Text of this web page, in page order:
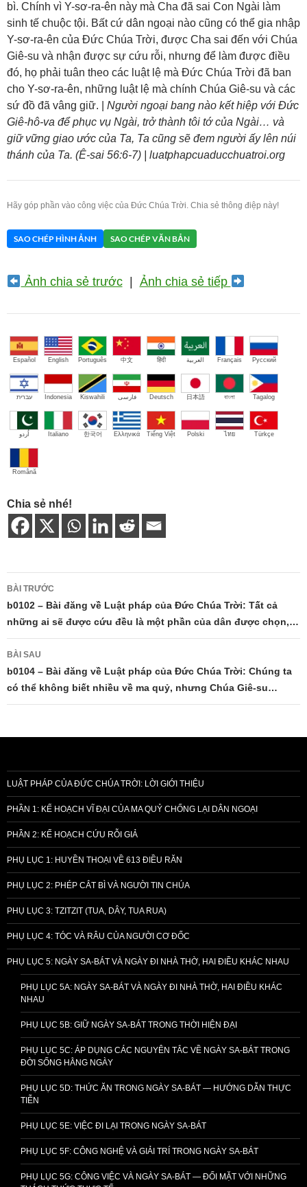
bì. Chính vì Y-sơ-ra-ên này mà Cha đã sai Con Ngài làm
sinh tế chuộc tội. Bất cứ dân ngoại nào cũng có thể gia nhập
Y-sơ-ra-ên của Đức Chúa Trời, được Cha sai đến với Chúa
Giê-su và nhận được sự cứu rỗi, nhưng để làm được điều
đó, họ phải tuân theo các luật lệ mà Đức Chúa Trời đã ban
cho Y-sơ-ra-ên, những luật lệ mà chính Chúa Giê-su và các
sứ đồ đã vâng giữ. | Người ngoại bang nào kết hiệp với Đức
Giê-hô-va để phục vụ Ngài, trở thành tôi tớ của Ngài… và
giữ vững giao ước của Ta, Ta cũng sẽ đem người ấy lên núi
thánh của Ta. (Ê-sai 56:6-7) | luatphapcuaducchuatroi.org
Hãy góp phần vào công việc của Đức Chúa Trời. Chia sẻ thông điệp này!
SAO CHÉP HÌNH ẢNH SAO CHÉP VĂN BẢN
Ảnh chia sẻ trước| Ảnh chia sẻ tiếp
Español English Português 中文 हिंदी العربية Français Русский
עברית Indonesia Kiswahili فارسی Deutsch 日本語 বাংলা Tagalog
اُردو Italiano 한국어 Ελληνικά Tiếng Việt Polski ไทย Türkçe
Română
Chia sẻ nhé!
Điều
hướng
bài
viết
BÀI TRƯỚC
b0102 – Bài đăng về Luật pháp của Đức Chúa Trời: Tất cả
những ai sẽ được cứu đều là một phần của dân được chọn,…
BÀI SAU
b0104 – Bài đăng về Luật pháp của Đức Chúa Trời: Chúng ta
có thể không biết nhiều về ma quỷ, nhưng Chúa Giê-su…
LUẬT PHÁP CỦA ĐỨC CHÚA TRỜI: LỜI GIỚI THIỆU
PHẦN 1: KẾ HOẠCH VĨ ĐẠI CỦA MA QUỶ CHỐNG LẠI DÂN NGOẠI
PHẦN 2: KẾ HOẠCH CỨU RỖI GIẢ
PHỤ LỤC 1: HUYỀN THOẠI VỀ 613 ĐIỀU RĂN
PHỤ LỤC 2: PHÉP CẮT BÌ VÀ NGƯỜI TIN CHÚA
PHỤ LỤC 3: TZITZIT (TUA, DÂY, TUA RUA)
PHỤ LỤC 4: TÓC VÀ RÂU CỦA NGƯỜI CƠ ĐỐC
PHỤ LỤC 5: NGÀY SA-BÁT VÀ NGÀY ĐI NHÀ THỜ, HAI ĐIỀU KHÁC NHAU
PHỤ LỤC 5A: NGÀY SA-BÁT VÀ NGÀY ĐI NHÀ THỜ, HAI ĐIỀU KHÁC
NHAU
PHỤ LỤC 5B: GIỮ NGÀY SA-BÁT TRONG THỜI HIỆN ĐẠI
PHỤ LỤC 5C: ÁP DỤNG CÁC NGUYÊN TẮC VỀ NGÀY SA-BÁT TRONG
ĐỜI SỐNG HẰNG NGÀY
PHỤ LỤC 5D: THỨC ĂN TRONG NGÀY SA-BÁT — HƯỚNG DẪN THỰC
TIỄN
PHỤ LỤC 5E: VIỆC ĐI LẠI TRONG NGÀY SA-BÁT
PHỤ LỤC 5F: CÔNG NGHỆ VÀ GIẢI TRÍ TRONG NGÀY SA-BÁT
PHỤ LỤC 5G: CÔNG VIỆC VÀ NGÀY SA-BÁT — ĐỐI MẶT VỚI NHỮNG